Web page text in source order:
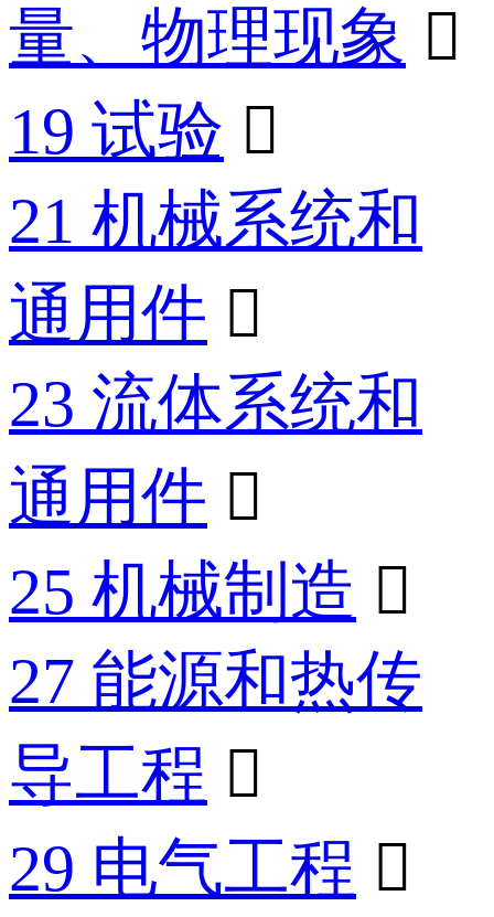
量、物理现象 
19 试验 
21 机械系统和
通用件 
23 流体系统和
通用件 
25 机械制造 
27 能源和热传
导工程 
29 电气工程 